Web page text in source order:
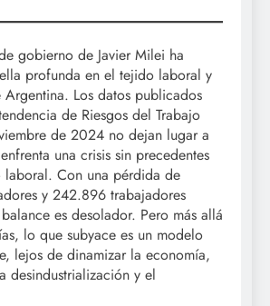
gobierno de Javier Milei ha
profunda en el tejido laboral y
Argentina. Los datos publicados
de Riesgos del Trabajo
de 2024 no dejan lugar a
una crisis sin precedentes
laboral. Con una pérdida de
y 242.896 trabajadores
es desolador. Pero más allá
lo que subyace es un modelo
lejos de dinamizar la economía,
desindustrialización y el